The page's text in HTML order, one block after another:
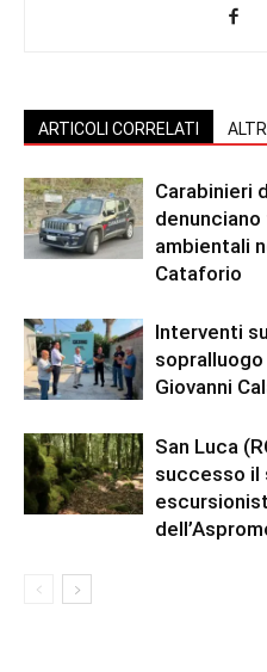
ARTICOLI CORRELATI
Carabinieri
ambientali
Cataforio
Interventi
Giovanni
San Luca
successo il